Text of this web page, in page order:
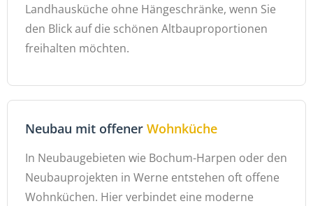
Landhausküche ohne Hängeschränke, wenn Sie
den Blick auf die schönen Altbauproportionen
freihalten möchten.
Neubau mit offener Wohnküche
In Neubaugebieten wie Bochum-Harpen oder den
Neubauprojekten in Werne entstehen oft offene
Wohnküchen. Hier verbindet eine moderne